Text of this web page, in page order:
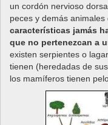
un cordón nervioso
peces y demás
características jamás
que no pertenezcan a
existen serpientes o
tienen (heredadas de
los mamíferos tienen